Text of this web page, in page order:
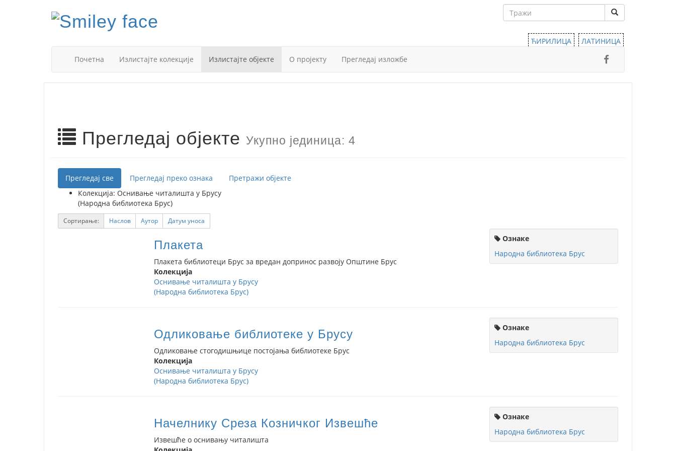
ЋИРИЛИЦА
ЛАТИНИЦА
Почетна
Излистајте колекције Излистајте објекте О пројекту Прегледај изложбе
Прегледај објекте Укупно јединица: 4
Прегледај све Прегледај преко ознака
Претражи објекте
Колекција: Оснивање читалишта у Брусу
(Народна библиотека Брус)
Сортирање: Наслов Аутор Датум уноса
Плакета
Плакета библиотеци Брус за вредан допринос развоју Општине Брус
Колекција
Оснивање читалишта у Брусу
(Народна библиотека Брус)
Ознаке
Народна библиотека Брус
Одликовање библиотеке у Брусу
Одликовање стогодишњице постојања библиотеке Брус
Колекција
Оснивање читалишта у Брусу
(Народна библиотека Брус)
Ознаке
Народна библиотека Брус
Начелнику Среза Козничког Извешће
Извешће о оснивању читалишта
Ознаке
Народна библиотека Брус